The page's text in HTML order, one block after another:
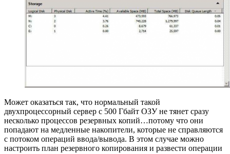
Может оказаться так, что нормальный такой
двухпроцессорный сервер с 500 Гбайт ОЗУ не тянет сразу
несколько процессов резервных копий…потому что они
попадают на медленные накопители, которые не справляются
с потоком операций ввода/вывода. В этом случае можно
настроить план резервного копирования и развести операции